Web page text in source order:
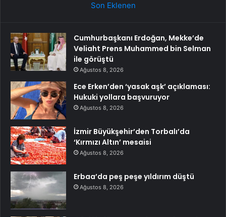
Son Eklenen
Cumhurbaşkanı Erdoğan, Mekke’de
Veliaht Prens Muhammed bin Selman
ile görüştü
Ağustos 8, 2026
Ece Erken’den ‘yasak aşk’ açıklaması:
Hukuki yollara başvuruyor
Ağustos 8, 2026
İzmir Büyükşehir’den Torbalı’da
‘Kırmızı Altın’ mesaisi
Ağustos 8, 2026
Erbaa’da peş peşe yıldırım düştü
Ağustos 8, 2026